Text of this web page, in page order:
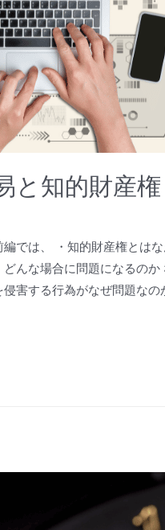
と知的財産
編では、 ・知的財産権とは
どんな場合に問題になるの
侵害する行為がなぜ問題な